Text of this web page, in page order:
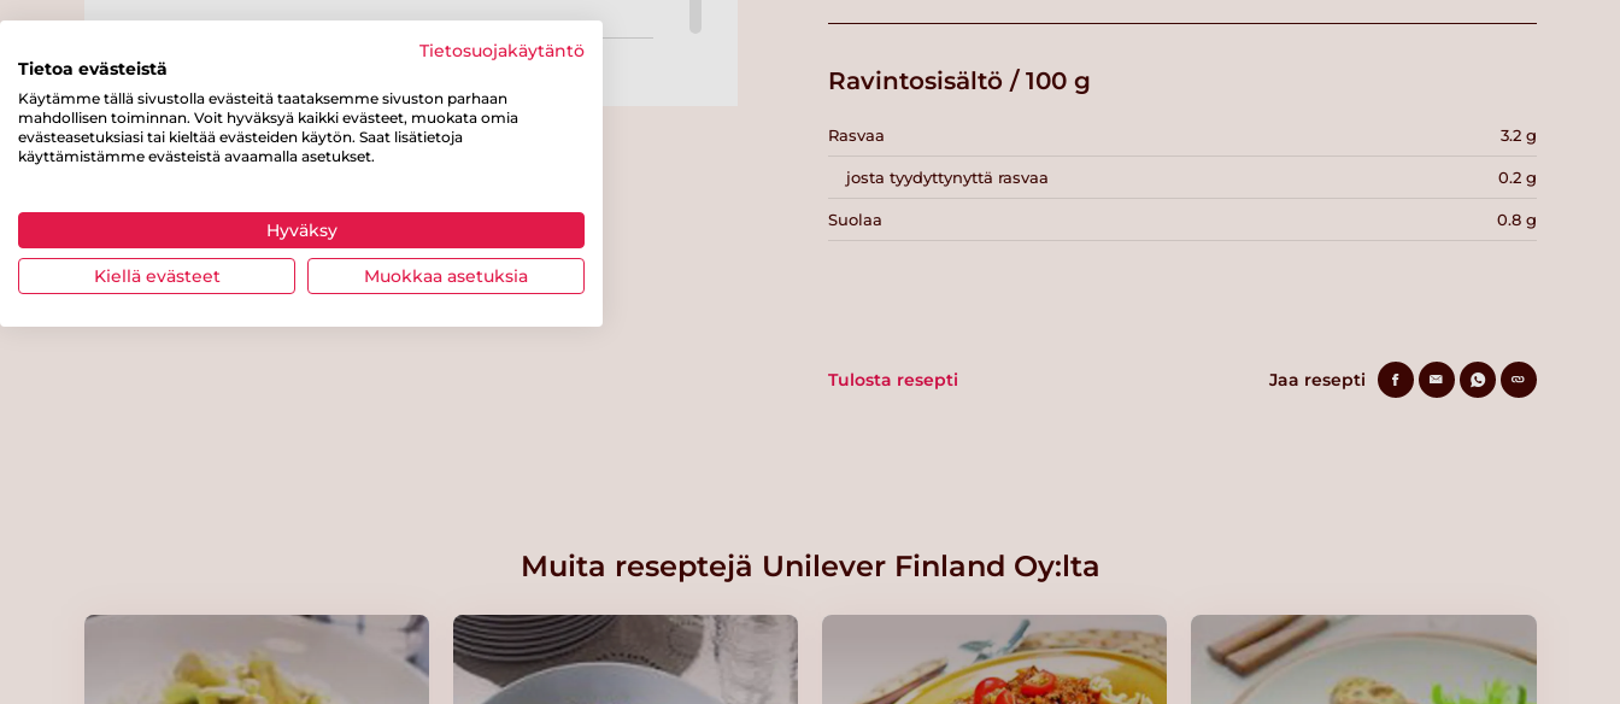
Ravintosisältö / 100 g
Rasvaa 3.2 g
josta tyydyttynyttä rasvaa 0.2 g
Suolaa 0.8 g
Tulosta resepti Jaa resepti
Lue lisää
Knorr Vaalea kastikepohja,
kylmävalmistus 2x2,5kg/62,5L
KNORR Penne Luomu,
runsaskuituinen 3 kg
Muita reseptejä Unilever Finland Oy:lta
Tietosuojakäytäntö
Tietoa evästeistä
Käytämme tällä sivustolla evästeitä taataksemme sivuston parhaan
mahdollisen toiminnan. Voit hyväksyä kaikki evästeet, muokata omia
evästeasetuksiasi tai kieltää evästeiden käytön. Saat lisätietoja
käyttämistämme evästeistä avaamalla asetukset.
Hyväksy
Kiellä evästeet Muokkaa asetuksia